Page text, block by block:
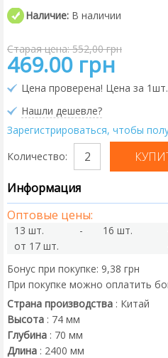
Наличие: В наличии
Старая цена: 552,00 грн
469.00 грн
Цена проверена! Цена за
Нашли дешевле?
Зарегистрироваться, чтобы
Количество:
Информация
Оптовые цены:
13 шт. - 16 шт.
от 17 шт.
Бонус при покупке: 9,38 грн
При покупке можно оплатить
Страна производства : Китай
Высота : 74 мм
Глубина : 70 мм
Длина : 2400 мм